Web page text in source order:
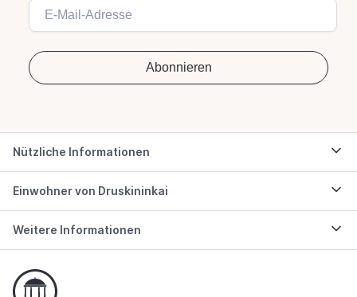
Nützliche Informationen
Einwohner von Druskininkai
Weitere Informationen